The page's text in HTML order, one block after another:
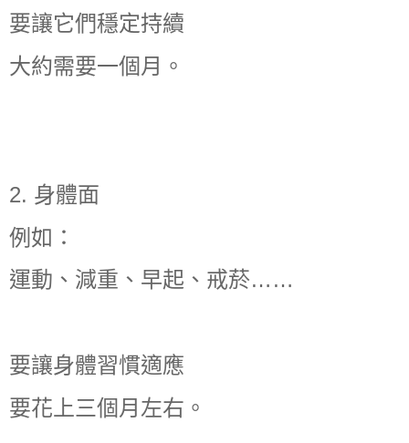
要讓它們穩定持續
大約需要一個月。
2. 身體面
例如：
運動、減重、早起、戒菸……
要讓身體習慣適應
要花上三個月左右。